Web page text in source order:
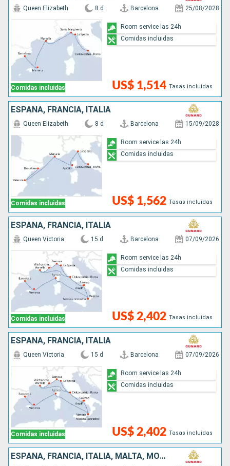
Comidas incluidas
Queen Elizabeth 8 d Barcelona 25/08/2028
US$ 1,514 Tasas incluidas
Room service las 24h
Comidas incluidas
ESPAÑA, FRANCIA, ITALIA
Comidas incluidas
Queen Elizabeth 8 d Barcelona 15/09/2028
US$ 1,562 Tasas incluidas
Room service las 24h
Comidas incluidas
ESPAÑA, FRANCIA, ITALIA
Comidas incluidas
Queen Victoria 15 d Barcelona 07/09/2026
US$ 2,402 Tasas incluidas
Room service las 24h
Comidas incluidas
ESPAÑA, FRANCIA, ITALIA
Comidas incluidas
Queen Victoria 15 d Barcelona 07/09/2026
US$ 2,402 Tasas incluidas
Room service las 24h
Comidas incluidas
ESPAÑA, FRANCIA, ITALIA, MALTA, MONTENEGRO, CROACIA